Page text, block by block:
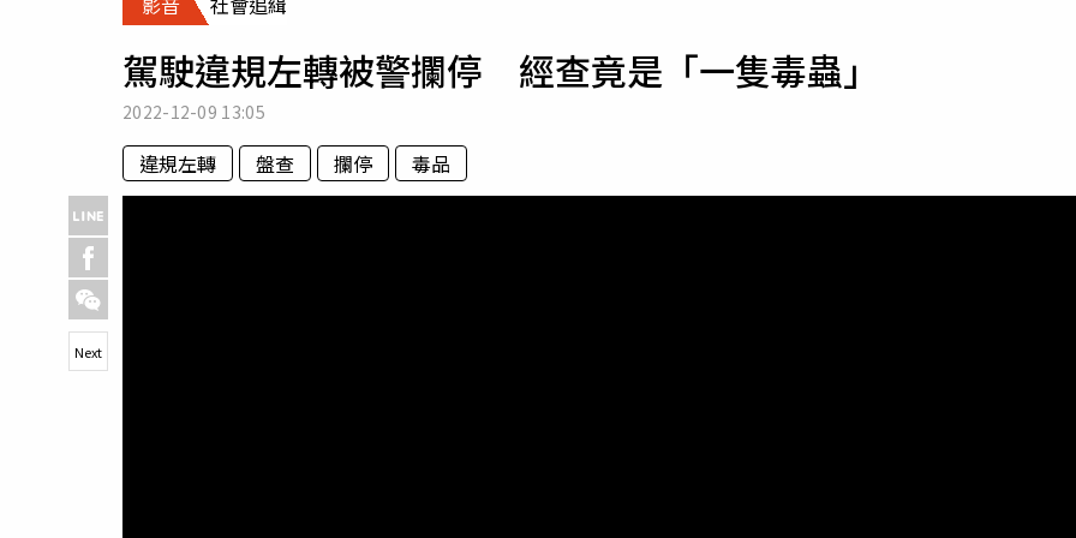
專欄
運勢
駕駛違規左轉被警攔停 經查竟是「一隻毒蟲」
2022-12-09 13:05
違規左轉 盤查 攔停 毒品
Next